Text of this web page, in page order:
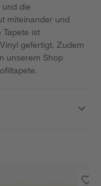
die
miteinander und
ist
gefertigt. Zudem
unserem Shop